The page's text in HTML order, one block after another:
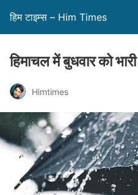
हिम टाइम्स – Him Times
हिमाचल में बुधवार को
Himtimes